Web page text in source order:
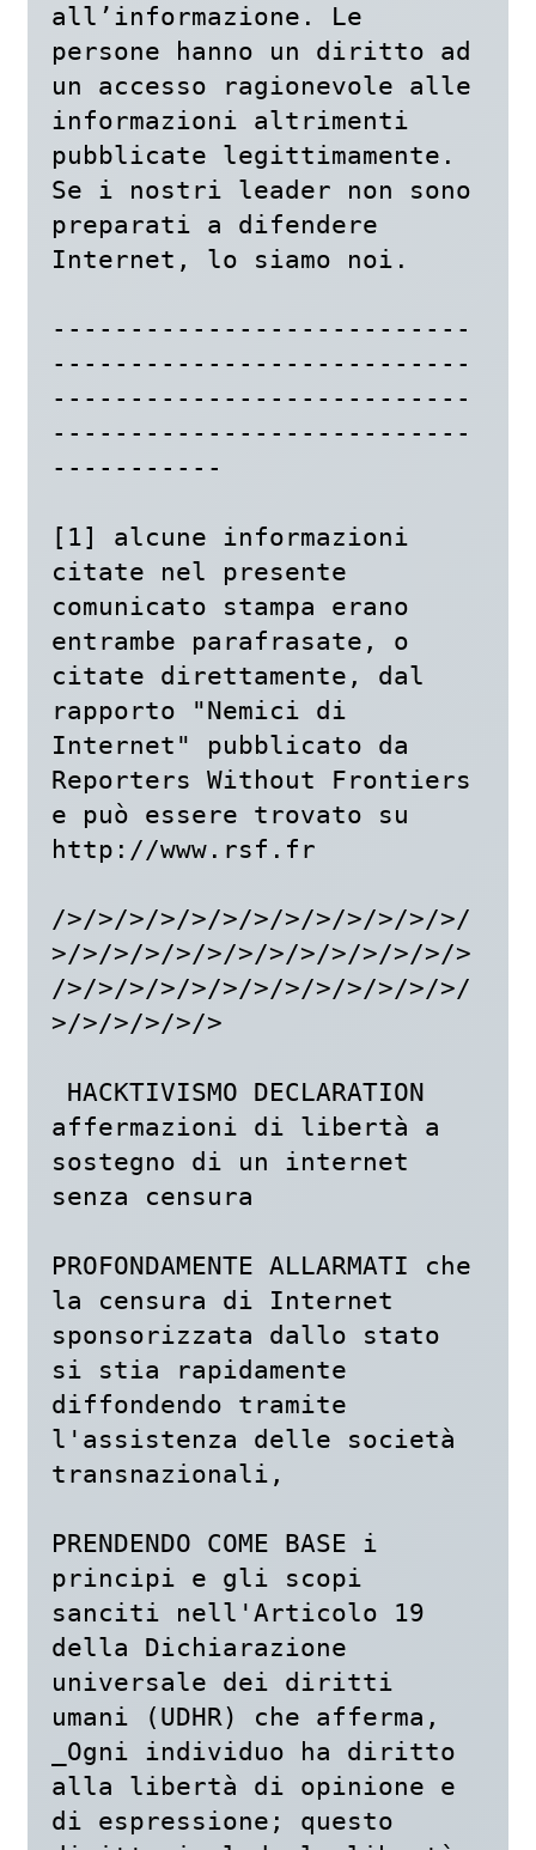
all’informazione. Le
persone hanno un diritto ad
un accesso ragionevole alle
informazioni altrimenti
pubblicate legittimamente.
Se i nostri leader non sono
preparati a difendere
Internet, lo siamo noi.
---------------------------
---------------------------
---------------------------
---------------------------
-----------
[1] alcune informazioni
citate nel presente
comunicato stampa erano
entrambe parafrasate, o
citate direttamente, dal
rapporto "Nemici di
Internet" pubblicato da
Reporters Without Frontiers
e può essere trovato su
http://www.rsf.fr
/>/>/>/>/>/>/>/>/>/>/>/>/>/
>/>/>/>/>/>/>/>/>/>/>/>/>/>
/>/>/>/>/>/>/>/>/>/>/>/>/>/
>/>/>/>/>/>
affermazioni di libertà a
sostegno di un internet
senza censura
PROFONDAMENTE ALLARMATI che
la censura di Internet
sponsorizzata dallo stato
si stia rapidamente
diffondendo tramite
l'assistenza delle società
transnazionali,
PRENDENDO COME BASE i
principi e gli scopi
sanciti nell'Articolo 19
della Dichiarazione
universale dei diritti
umani (UDHR) che afferma,
_Ogni individuo ha diritto
alla libertà di opinione e
di espressione; questo